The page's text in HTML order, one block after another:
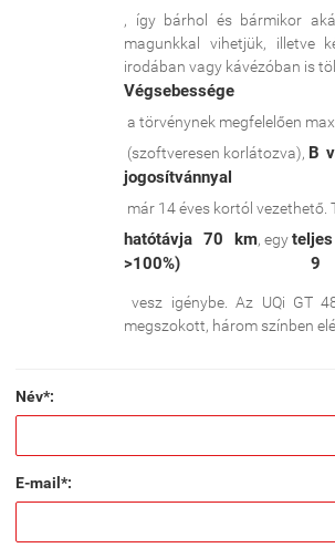
, így bárhol és bármikor
magunkkal vihetjük, illetve
irodában vagy kávézóban is
Végsebessége
a törvénynek megfelelően
(szoftveresen korlátozva), B
jogosítvánnyal
már 14 éves kortól vezethető.
hatótávja 70 km, egy
>100%)
vesz igénybe. Az UQi GT
megszokott, három színben
Név*:
E-mail*: